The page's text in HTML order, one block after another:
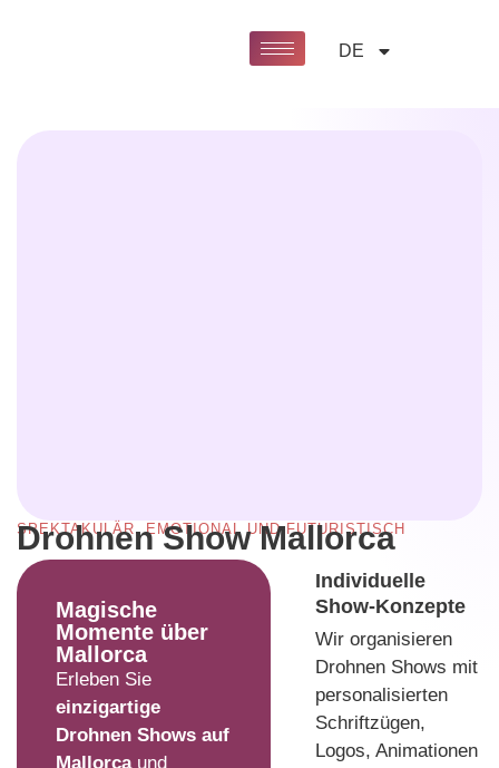
DE
SPEKTAKULÄR, EMOTIONAL UND FUTURISTISCH
Drohnen Show Mallorca
Magische
Momente über
Mallorca
Erleben Sie
einzigartige
Drohnen Shows auf
Mallorcaund
Individuelle
Show-Konzepte
Wir organisieren
Drohnen Shows mit
personalisierten
Schriftzügen,
Logos, Animationen